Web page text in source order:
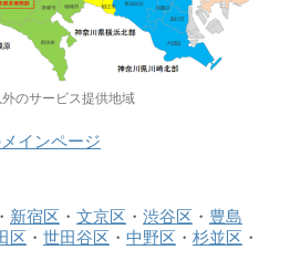
のサービス提供地域
インページ
・ 新宿区 ・ 文京区 ・ 渋谷区 ・ 豊島
区 ・ 世田谷区 ・ 中野区 ・ 杉並区 ・